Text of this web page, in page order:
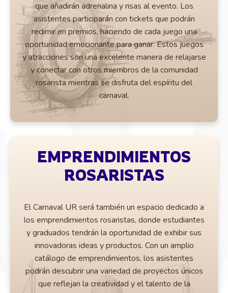
que añadirán adrenalina y risas al evento. Los
asistentes participarán con tickets que podrán
redimir en premios, haciendo de cada juego una
oportunidad emocionante para ganar. Estos juegos
y atracciones son una excelente manera de relajarse
y conectar con otros miembros de la comunidad
rosarista mientras se disfruta del espíritu del
carnaval.
EMPRENDIMIENTOS
ROSARISTAS
El Carnaval UR será también un espacio dedicado a
los emprendimientos rosaristas, donde estudiantes
y graduados tendrán la oportunidad de exhibir sus
innovadoras ideas y productos. Con un amplio
catálogo de emprendimientos, los asistentes
podrán descubrir una variedad de proyectos únicos
que reflejan la creatividad y el talento de la